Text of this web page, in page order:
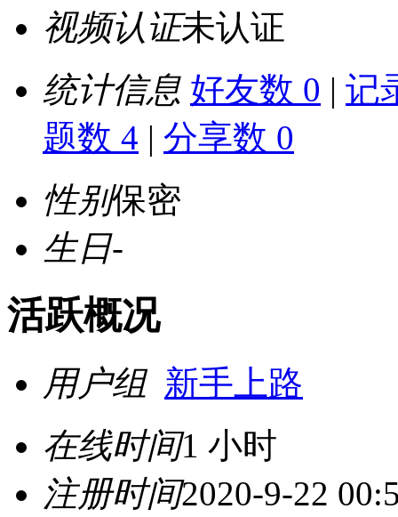
视频认证未认证
统计信息 好友数 0 | 记
题数 4 | 分享数 0
性别保密
生日-
活跃概况
用户组 新手上路
在线时间1 小时
注册时间2020-9-22